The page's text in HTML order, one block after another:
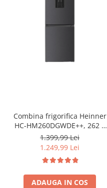
Combina frigorifica Heinner
HC-HM260DGWDE++, 262 l,
Clasa E, Dozator de apa,
Control electronic cu
termostat ajustabil, Lumina
cm, Gri antracit texturat
1.399,99 Lei
1.249,99 Lei
ADAUGA IN COS